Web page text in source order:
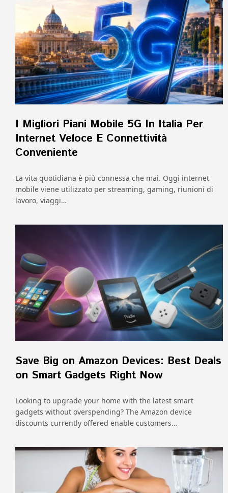
I Migliori Piani Mobile 5G In Italia Per
Internet Veloce E Connettività
Conveniente
La vita quotidiana è più connessa che mai. Oggi internet
mobile viene utilizzato per streaming, gaming, riunioni di
lavoro, viaggi…
Save Big on Amazon Devices: Best Deals
on Smart Gadgets Right Now
Looking to upgrade your home with the latest smart
gadgets without overspending? The Amazon device
discounts currently offered enable customers…